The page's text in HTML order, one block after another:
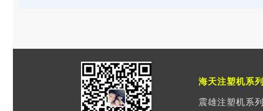
海天注塑机系列
震雄注塑机系列